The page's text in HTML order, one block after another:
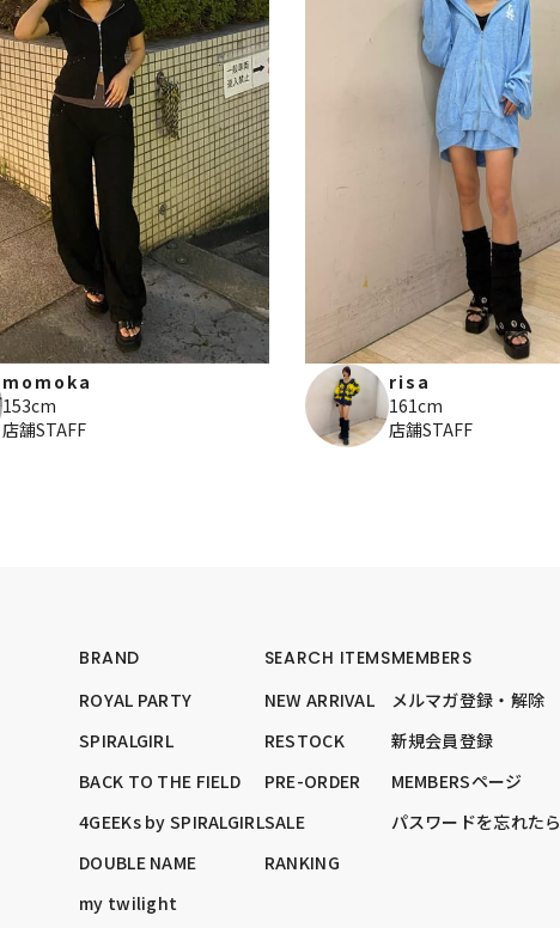
momoka
153cm
店舗STAFF
risa
161cm
店舗STAFF
BRAND
ROYAL PARTY
SPIRALGIRL
BACK TO THE FIELD
4GEEKs by SPIRALGIRL
DOUBLE NAME
my twilight
SEARCH ITEMS
NEW ARRIVAL
RESTOCK
PRE-ORDER
SALE
RANKING
MEMBERS
メルマガ登録・解除
新規会員登録
MEMBERSページ
パスワードを忘れたら